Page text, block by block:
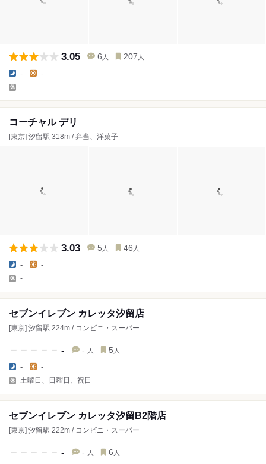
3.05 6 人 207 人
- -
-
コーチャル デリ
[東京] 汐留駅 318m / 弁当、洋菓子
3.03 5 人 46 人
- -
-
セブンイレブン カレッタ汐留店
[東京] 汐留駅 224m / コンビニ・スーパー
- - 人 5 人
- -
土曜日、日曜日、祝日
セブンイレブン カレッタ汐留B2階店
[東京] 汐留駅 222m / コンビニ・スーパー
- - 人 6 人